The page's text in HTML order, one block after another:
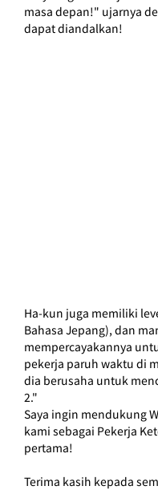
masa depan!" ujarnya
dapat diandalkan!
Ha-kun juga memiliki
Bahasa Jepang), dan
mempercayakannya
pekerja paruh waktu di
dia berusaha untuk
2."
Saya ingin mendukung
kami sebagai Pekerja
pertama!
Terima kasih kepada